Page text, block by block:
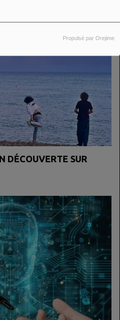
Propulsé par Orejime
DÉCOUVERTE SUR